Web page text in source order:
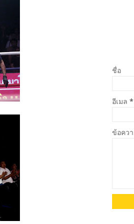
ชื่อ
อีเมล *
ข้อคว